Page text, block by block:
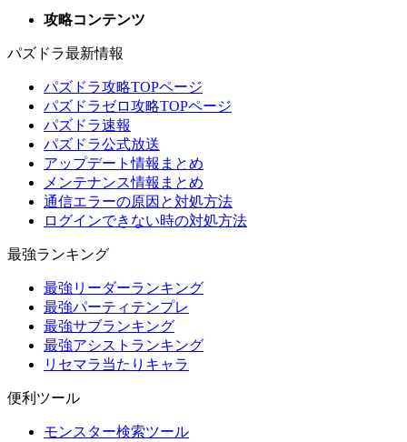
攻略コンテンツ
パズドラ最新情報
パズドラ攻略TOPページ
パズドラゼロ攻略TOPページ
パズドラ速報
パズドラ公式放送
アップデート情報まとめ
メンテナンス情報まとめ
通信エラーの原因と対処方法
ログインできない時の対処方法
最強ランキング
最強リーダーランキング
最強パーティテンプレ
最強サブランキング
最強アシストランキング
リセマラ当たりキャラ
便利ツール
モンスター検索ツール